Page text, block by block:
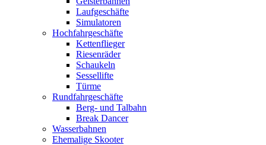
Laufgeschäfte
Simulatoren
Hochfahrgeschäfte
Kettenflieger
Riesenräder
Schaukeln
Sessellifte
Türme
Rundfahrgeschäfte
Berg- und Talbahn
Break Dancer
Wasserbahnen
Ehemalige Skooter